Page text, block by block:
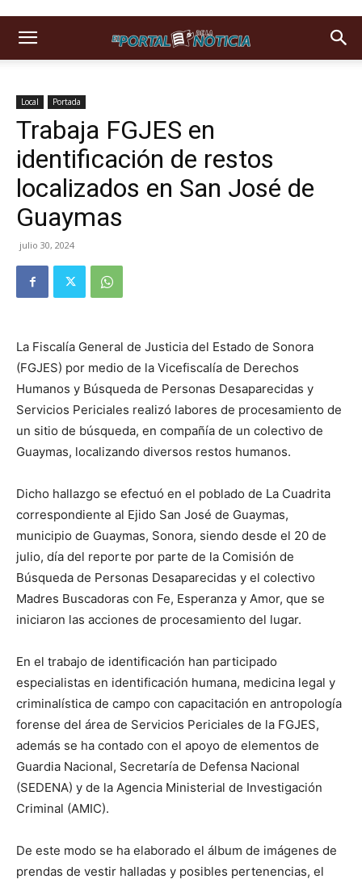
Local Portada
Trabaja FGJES en
identificación de restos
localizados en San José de
Guaymas
julio 30, 2024
La Fiscalía General de Justicia del Estado de Sonora
(FGJES) por medio de la Vicefiscalía de Derechos
Humanos y Búsqueda de Personas Desaparecidas y
Servicios Periciales realizó labores de procesamiento de
un sitio de búsqueda, en compañía de un colectivo de
Guaymas, localizando diversos restos humanos.
Dicho hallazgo se efectuó en el poblado de La Cuadrita
correspondiente al Ejido San José de Guaymas,
municipio de Guaymas, Sonora, siendo desde el 20 de
julio, día del reporte por parte de la Comisión de
Búsqueda de Personas Desaparecidas y el colectivo
Madres Buscadoras con Fe, Esperanza y Amor, que se
iniciaron las acciones de procesamiento del lugar.
En el trabajo de identificación han participado
especialistas en identificación humana, medicina legal y
criminalística de campo con capacitación en antropología
forense del área de Servicios Periciales de la FGJES,
además se ha contado con el apoyo de elementos de
Guardia Nacional, Secretaría de Defensa Nacional
(SEDENA) y de la Agencia Ministerial de Investigación
Criminal (AMIC).
De este modo se ha elaborado el álbum de imágenes de
prendas de vestir halladas y posibles pertenencias, el